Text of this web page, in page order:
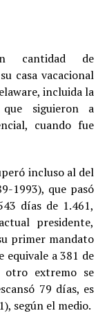
cantidad de
casa vacacional
incluida la
siguieron a
cuando fue
incluso al del
1993), que pasó
días de 1.461,
presidente,
primer mandato
equivale a 381 de
extremo se
79 días, es
según el medio.